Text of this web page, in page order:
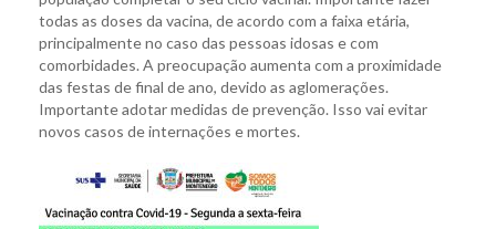
todas as doses da vacina, de acordo com a faixa etária,
principalmente no caso das pessoas idosas e com
comorbidades. A preocupação aumenta com a proximidade
das festas de final de ano, devido as aglomerações.
Importante adotar medidas de prevenção. Isso vai evitar
novos casos de internações e mortes.